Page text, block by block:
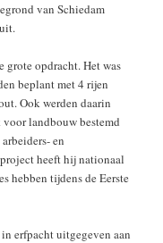
van Schiedam
grote opdracht. Het was
beplant met 4 rijen
Ook werden daarin
landbouw bestemd
en
heeft hij nationaal
hebben tijdens de Eerste
erfpacht uitgegeven aan